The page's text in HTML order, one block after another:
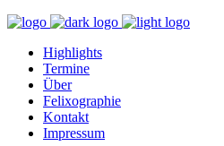
Highlights
Termine
Über
Felixographie
Kontakt
Impressum